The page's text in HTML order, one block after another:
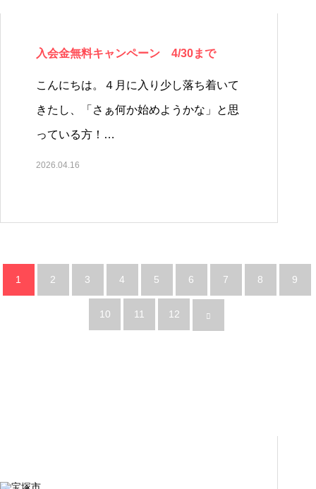
入会金無料キャンペーン 4/30まで
こんにちは。４月に入り少し落ち着いて
きたし、「さぁ何か始めようかな」と思
っている方！…
2026.04.16
1 2 3 4 5 6 7 8 9
10 11 12